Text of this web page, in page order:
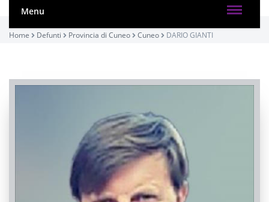
Menu
Home Defunti Provincia di Cuneo Cuneo DARIO GIANTI
2° ANNIVERSARIO
Cuneo, Chiesa del Cuore Immacolato di Maria
13/11/2022 18:00